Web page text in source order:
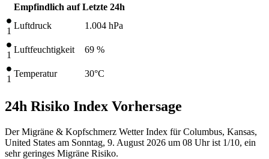
Empfindlich auf Letzte 24h
1
Luftdruck 1.004 hPa
1
Luftfeuchtigkeit 69 %
1
Temperatur 30°C
24h Risiko Index Vorhersage
Der Migräne & Kopfschmerz Wetter Index für Columbus, Kansas,
United States am Sonntag, 9. August 2026 um 08 Uhr ist 1/10, ein
sehr geringes Migräne Risiko.